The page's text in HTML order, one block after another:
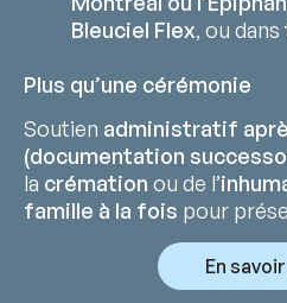
Bleuciel Flex, ou dans
Plus qu’une cérémonie
Soutien administratif
(documentation
la crémation ou de l’
famille à la fois pour
En